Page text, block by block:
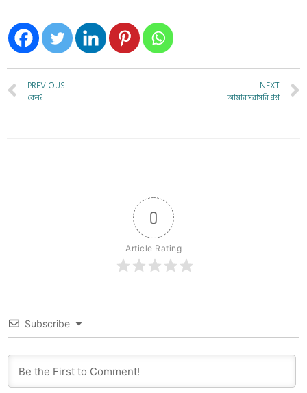
PREVIOUS
কেন?
NEXT
আমার সরাসরি প্রশ্ন
0
Article Rating
Subscribe